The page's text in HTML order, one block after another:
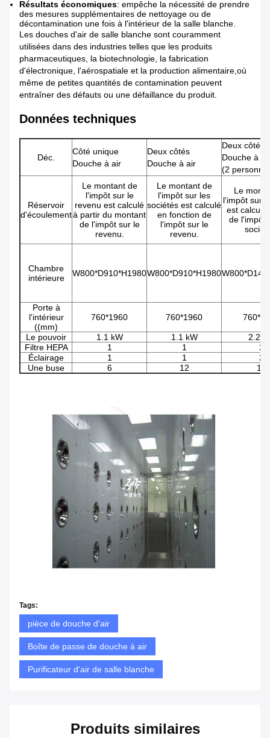
Résultats économiques: empêche la nécessité de prendre
des mesures supplémentaires de nettoyage ou de
décontamination une fois à l'intérieur de la salle blanche.
Les douches d'air de salle blanche sont couramment
utilisées dans des industries telles que les produits
pharmaceutiques, la biotechnologie, la fabrication
d'électronique, l'aérospatiale et la production alimentaire,où
même de petites quantités de contamination peuvent
entraîner des défauts ou une défaillance du produit.
Données techniques
Déc.
Côté unique
Douche à air
Deux côtés
Douche à air
Deux côtés
Douche à air
(2
Réservoir
d'écoulement
Le montant de
l'impôt sur le
revenu est calculé
à partir du montant
de l'impôt sur le
revenu.
Le montant de
l'impôt sur les
sociétés est calculé
en fonction de
l'impôt sur le
revenu.
Le
l'impôt sur
est calculé
de l'impôt
Chambre
intérieure
W800*D910*H1980W800*D910*H1980
Porte à
l'intérieur
((mm)
760*1960 760*1960
Le pouvoir 1.1 kW 1.1 kW
2.2
Filtre HEPA
1 1
2
Éclairage
1 1
2
Une buse
6 12 18
Tags:
pièce de douche d'air
Boîte de passe de douche à air
Purificateur d'air de salle blanche
Produits similaires